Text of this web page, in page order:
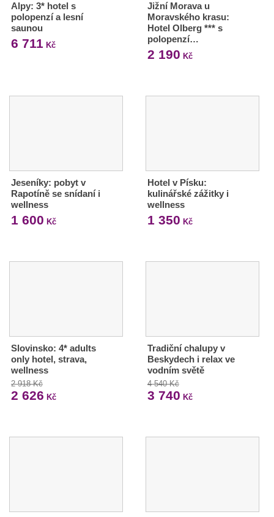
Alpy: 3* hotel s
polopenzí a lesní
saunou
6 711 Kč
Jižní Morava u
Moravského krasu:
Hotel Olberg *** s
polopenzí…
2 190 Kč
Jeseníky: pobyt v
Rapotíně se snídaní i
wellness
1 600 Kč
Hotel v Písku:
kulinářské zážitky i
wellness
1 350 Kč
Slovinsko: 4* adults
only hotel, strava,
wellness
2 918 Kč
2 626 Kč
Tradiční chalupy v
Beskydech i relax ve
vodním světě
4 540 Kč
3 740 Kč